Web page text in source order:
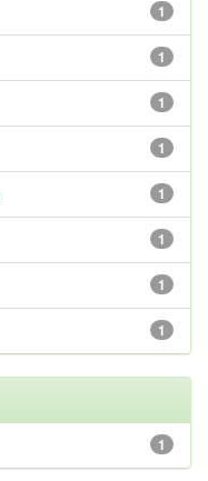
1
1
1
1
1
1
1
1
1